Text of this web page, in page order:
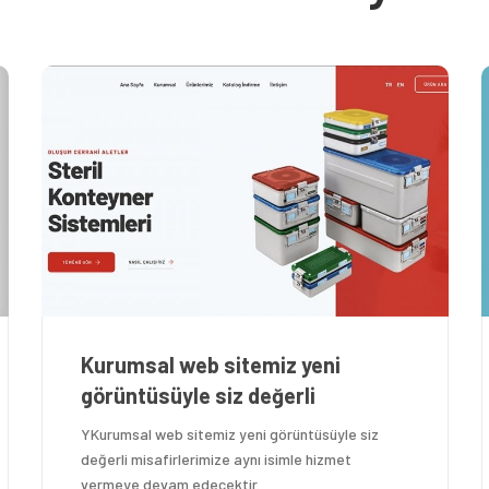
Aspirasyon Biopsi Aparatı
YAspirasyon Biopsi Aparatı